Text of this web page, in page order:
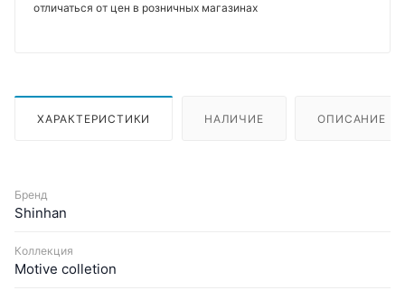
отличаться от цен в розничных магазинах
ХАРАКТЕРИСТИКИ НАЛИЧИЕ ОПИСАНИЕ
Бренд
Shinhan
Коллекция
Motive colletion